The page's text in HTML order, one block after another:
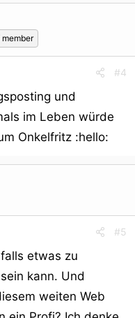
#4
und
im Leben würde
Onkelfritz :hello:
#5
etwas zu
kann. Und
weiten Web